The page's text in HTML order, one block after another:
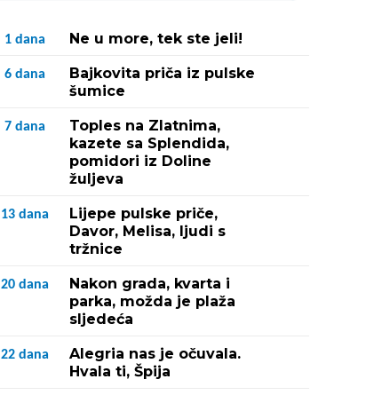
1 dana Ne u more, tek ste jeli!
6 dana
Bajkovita priča iz pulske
šumice
7 dana
Toples na Zlatnima,
kazete sa Splendida,
pomidori iz Doline
žuljeva
13 dana
Lijepe pulske priče,
Davor, Melisa, ljudi s
tržnice
20 dana
Nakon grada, kvarta i
parka, možda je plaža
sljedeća
22 dana
Alegria nas je očuvala.
Hvala ti, Špija